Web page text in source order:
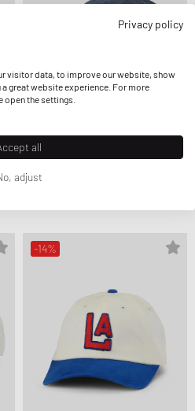
American Needle
ARCHIVE NY BLACK YANKEES NL
-14%
Privacy policy
visitor data, to improve our website, show
great website experience. For more
open the settings.
all
adjust